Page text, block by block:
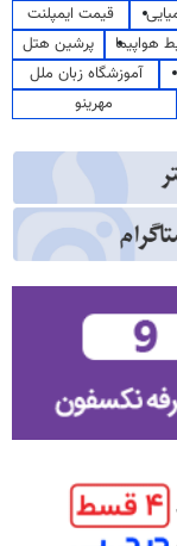
قیمت ایمپلنت
هواپیما
پرشین هتل
آموزشگاه زبان ملل
مهرینو